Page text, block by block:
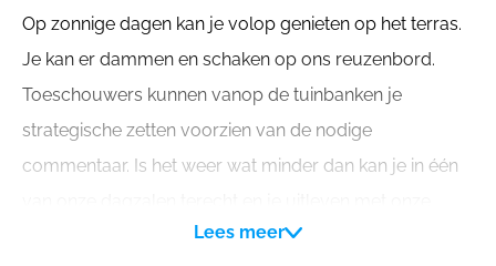
Op zonnige dagen kan je volop genieten op het terras.
Je kan er dammen en schaken op ons reuzenbord.
Toeschouwers kunnen vanop de tuinbanken je
strategische zetten voorzien van de nodige
commentaar. Is het weer wat minder dan kan je in één
circuskoffer, gezelschapspelen en volksspelen.
Lees meer